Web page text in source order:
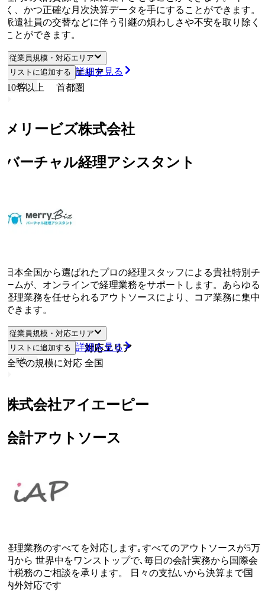
、かつ正確な月次決算データを手にすることができます。
遣社員の交替などに伴う引継の煩わしさや不安を取り除く
とができます。
従業員規模・対応エリア
業員規模 対応エリア
名以上
首都圏
リストに追加する 詳細を見る
4 位
リービズ株式会社
ーチャル経理アシスタント
本全国から選ばれたプロの経理スタッフによる貴社特別チ
ムが、オンラインで経理業務をサポートします。あらゆる
理業務を任せられるアウトソースにより、コア業務に集中
きます。
従業員規模・対応エリア
従業員規模
対応エリア
ての規模に対応 全国
リストに追加する 詳細を見る
5位
式会社アイエーピー
計アウトソース
理業務のすべてを対応します｡すべてのアウトソースが5万
から 世界中をワンストップで､毎日の会計実務から国際会
税務のご相談を承ります。 日々の支払いから決算まで国
外対応です